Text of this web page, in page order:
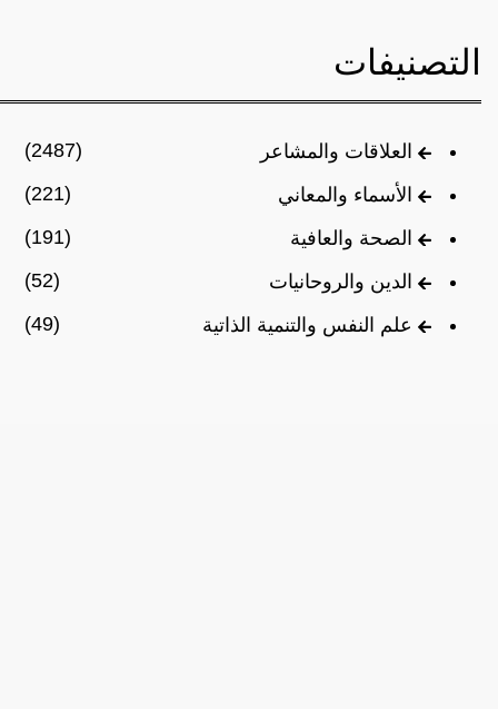
التصنيفات
العلاقات والمشاعر
(2487)
الأسماء والمعاني
(221)
الصحة والعافية
(191)
الدين والروحانيات
(52)
علم النفس والتنمية الذاتية
(49)